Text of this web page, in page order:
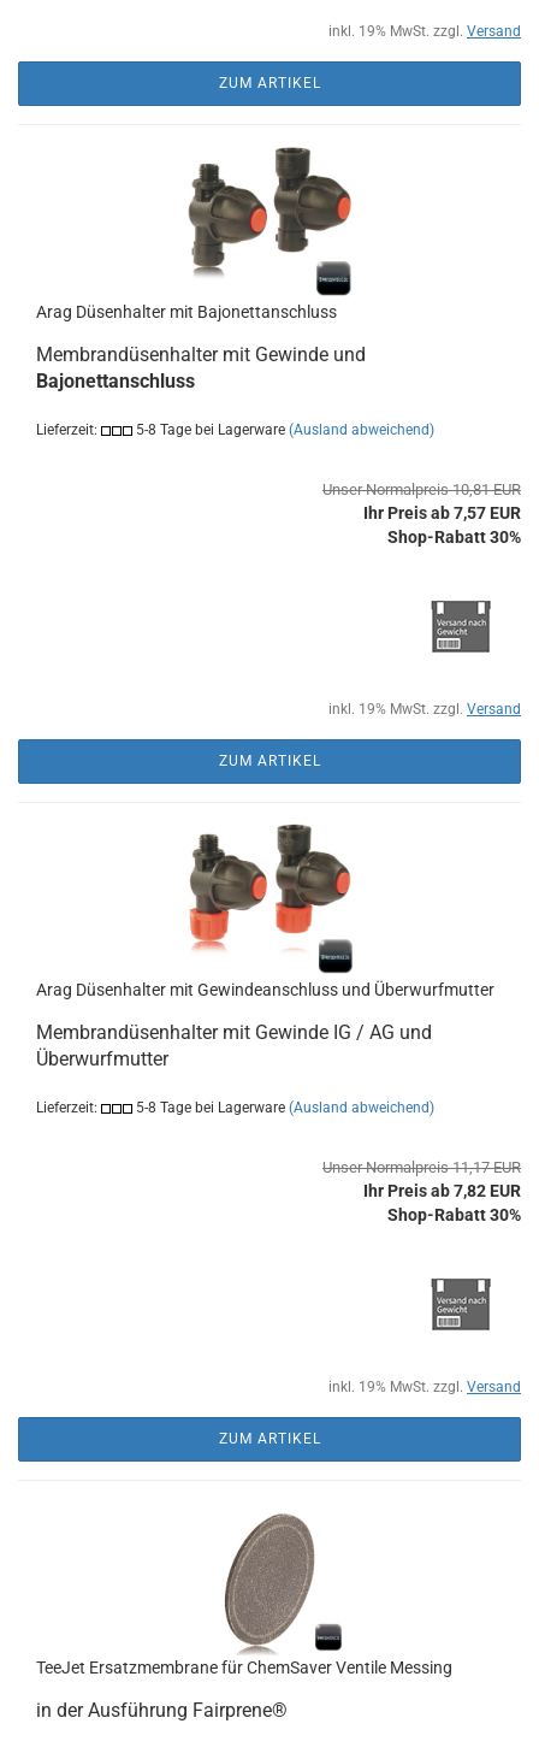
inkl. 19% MwSt. zzgl. Versand
ZUM ARTIKEL
Arag Düsenhalter mit Bajonettanschluss
Membrandüsenhalter mit Gewinde und
Bajonettanschluss
Lieferzeit: 5-8 Tage bei Lagerware (Ausland abweichend)
Unser Normalpreis 10,81 EUR
Ihr Preis ab 7,57 EUR
Shop-Rabatt 30%
inkl. 19% MwSt. zzgl. Versand
ZUM ARTIKEL
Arag Düsenhalter mit Gewindeanschluss und Überwurfmutter
Membrandüsenhalter mit Gewinde IG / AG und
Überwurfmutter
Lieferzeit: 5-8 Tage bei Lagerware (Ausland abweichend)
Unser Normalpreis 11,17 EUR
Ihr Preis ab 7,82 EUR
Shop-Rabatt 30%
inkl. 19% MwSt. zzgl. Versand
ZUM ARTIKEL
TeeJet Ersatzmembrane für ChemSaver Ventile Messing
in der Ausführung Fairprene®